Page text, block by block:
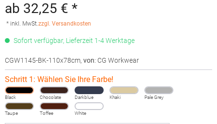
ab 32,25 € *
* inkl. MwSt.zzgl. Versandkosten
Sofort verfügbar, Lieferzeit 1-4 Werktage
CGW1145-BK-110x78cm, von: CG Workwear
Schritt 1: Wählen Sie Ihre Farbe!
Black Chocolate Darkblue Khaki Pale Grey
Taupe Toffee White